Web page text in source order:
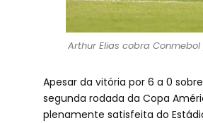
Arthur Elias cobra
Apesar da vitória por 6 a 0
segunda rodada da Copa
plenamente satisfeita do